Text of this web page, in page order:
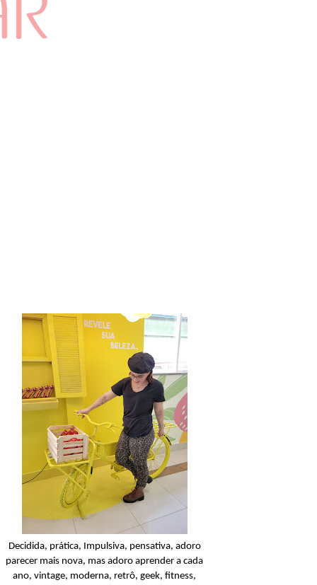
Açucarando: Seda
Seda Amino-Silk!
Decidida, prática, Impulsiva, pensativa, adoro
parecer mais nova, mas adoro aprender a cada
ano, vintage, moderna, retrô, geek, fitness,